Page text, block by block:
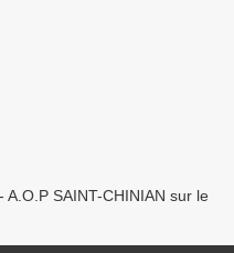
A.O.P SAINT-CHINIAN sur le